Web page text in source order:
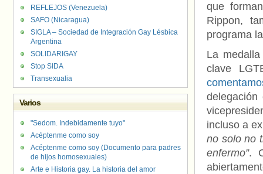
que
Rippon,
programa
La
clave
delegación
incluso a
no solo no
enfermo”.
REFLEJOS (Venezuela)
SAFO (Nicaragua)
SIGLA – Sociedad de Integración Gay Lésbica
Argentina
SOLIDARIGAY
Stop SIDA
Transexualia
Varios
"Sedom. Indebidamente tuyo"
Acéptenme como soy
Acéptenme como soy (Documento para padres
de hijos homosexuales)
Arte e Historia gay. La historia del amor